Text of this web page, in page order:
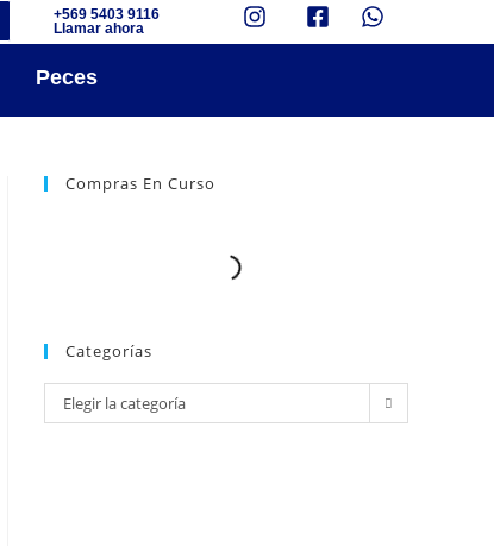
+569 5403 9116
Llamar ahora
Peces
Compras En Curso
Categorías
Elegir la categoría